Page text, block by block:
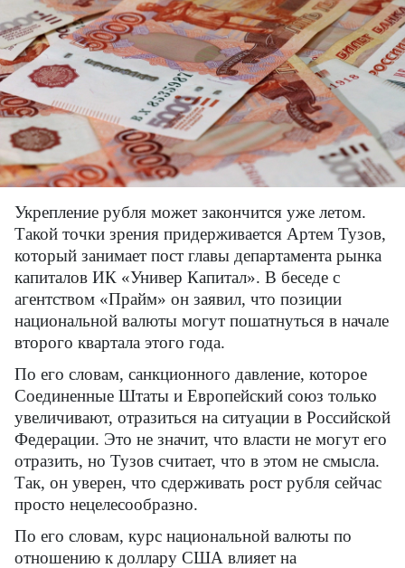
Укрепление рубля может закончится уже летом.
Такой точки зрения придерживается Артем Тузов,
который занимает пост главы департамента рынка
капиталов ИК «Универ Капитал». В беседе с
агентством «Прайм» он заявил, что позиции
национальной валюты могут пошатнуться в начале
второго квартала этого года.
По его словам, санкционного давление, которое
Соединенные Штаты и Европейский союз только
увеличивают, отразиться на ситуации в Российской
Федерации. Это не значит, что власти не могут его
отразить, но Тузов считает, что в этом не смысла.
Так, он уверен, что сдерживать рост рубля сейчас
просто нецелесообразно.
По его словам, курс национальной валюты по
отношению к доллару США влияет на